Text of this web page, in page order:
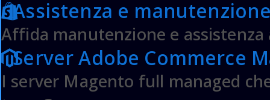
Assistenza e
Affida manutenzione e
Server Adobe Commerce
I server Magento full managed
Trasferimento Domini
Hosting Condiviso
Hosted Microsoft Exchange
Gsuite Google Workspace